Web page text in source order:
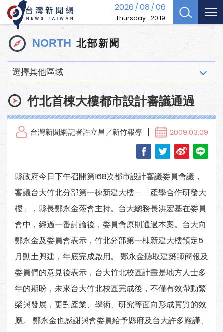
2026/08/06
Thursday 20:19
NORTH 北部新聞
選擇其他區域
竹北首棟大樓都市設計審議通過
台灣新聞網記者許立昌／新竹報導 2009.03.09
縣政府今日下午召開第168次都市設計審議委員會議，
審議台大竹北分部第一棟新建大樓－「產學合作研發大
樓」，縣長鄭永金蒞會主持。台大總務長洪宏基在委員
會中，經過一番討論後，委員會原則通過本案。台大向
鄭永金及委員會表示，竹北分部第一棟新建大樓預定5
月動土興建，年底完成啟用。 鄭永金聽取建築師簡報及
委員們的意見後表示，台大竹北校區計畫是地方人士多
年的期盼，未來台大竹北校區完成後，不僅有效帶動繁
榮與發展，更對產業、學術、研究等面向形成實質的效
應。 鄭永金也感謝與會委員給予縣府及台大許多嚴謹、